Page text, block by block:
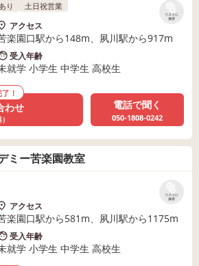
リストに
保存
り 土日祝営業
アクセス
楽園口駅から148m、夙川駅から917m
受入年齢
就学 小学生 中学生 高校生
！
わせ 電話で聞く
050-1808-0242
ミー苦楽園教室
リストに
保存
アクセス
楽園口駅から581m、夙川駅から1175m
受入年齢
就学 小学生 中学生 高校生